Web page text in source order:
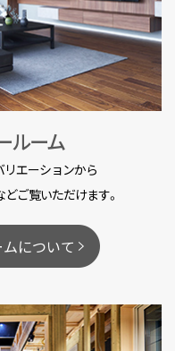
ルーム
エーションから
ご覧いただけます。
について